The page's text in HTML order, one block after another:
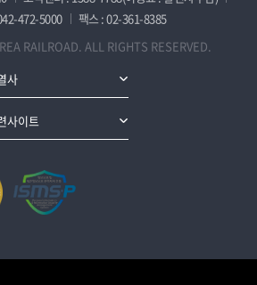
472-5000
팩스 : 02-361-8385
RAILROAD. ALL RIGHTS RESERVED.
사
사이트